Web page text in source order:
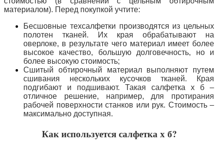
материалом). Перед покупкой учтите:
Бесшовные техсалфетки производятся из цельных
полотен тканей. Их края обрабатывают на
оверлоке, в результате чего материал имеет более
высокое качество, большую долговечность, но и
более высокую стоимость;
Сшитый обтирочный материал выполняют путем
сшивания нескольких кусочков тканей. Края
подгибают и подшивают. Такая салфетка х б –
отличное решение, например, для протирания
рабочей поверхности станков или рук. Стоимость –
максимально доступная.
Как используется салфетка х б?